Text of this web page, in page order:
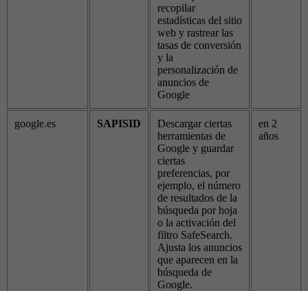
recopilar
estadísticas del sitio
web y rastrear las
tasas de conversión
y la
personalización de
anuncios de
Google
google.es SAPISID
Descargar ciertas
herramientas de
Google y guardar
ciertas
preferencias, por
ejemplo, el número
de resultados de la
búsqueda por hoja
o la activación del
filtro SafeSearch.
Ajusta los anuncios
que aparecen en la
búsqueda de
Google.
en 2
años